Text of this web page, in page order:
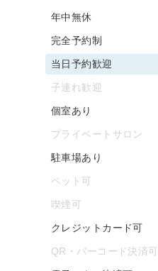
年中無休
完全予約制
当日予約歓迎
子連れ歓迎
個室あり
プライベートサロン
駐車場あり
ペット可
喫煙可
クレジットカード可
QR・バーコード決済可